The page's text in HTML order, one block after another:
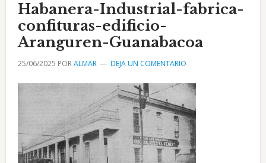
Habanera-Industrial-fabrica-
confituras-edificio-
Aranguren-Guanabacoa
25/06/2025 PORALMAR DEJA UN COMENTARIO